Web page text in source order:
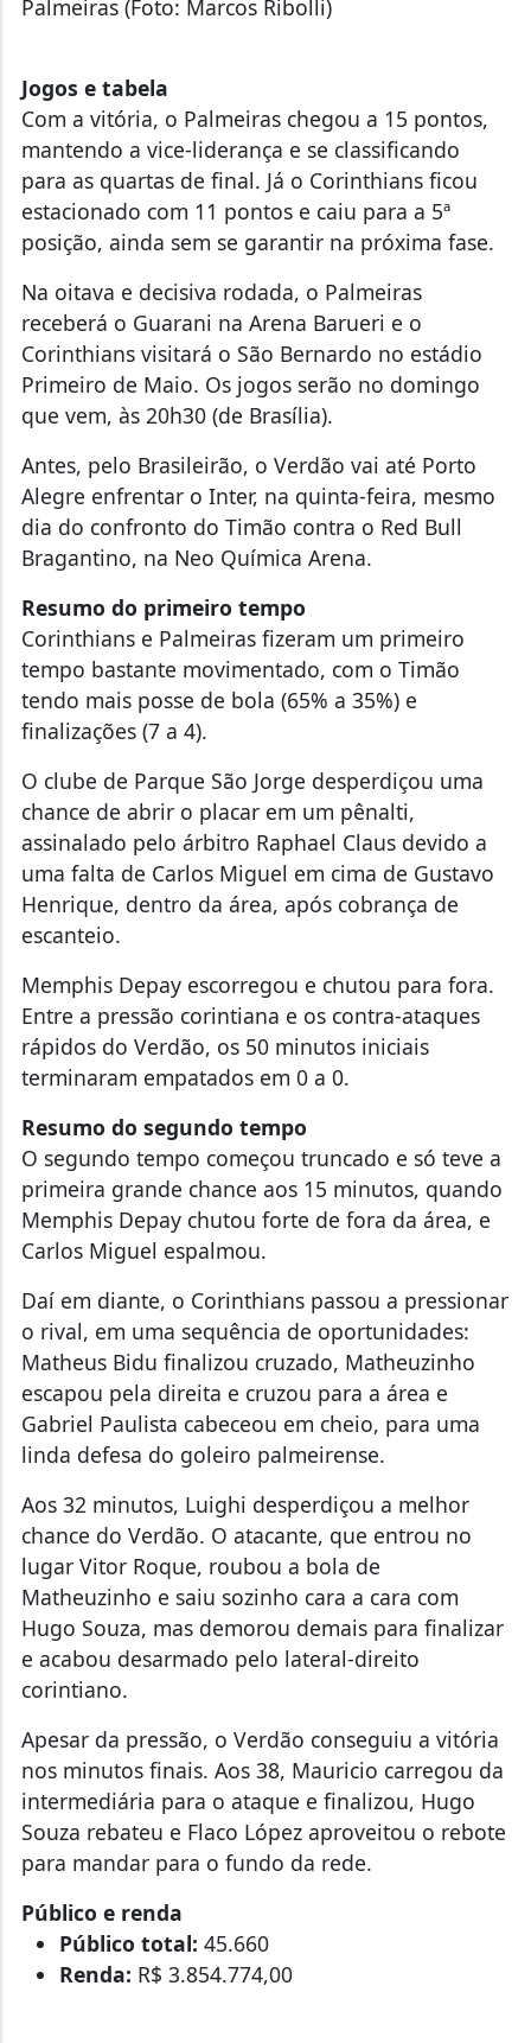
Palmeiras (Foto: Marcos Ribolli)
Jogos e tabela
Com a vitória, o Palmeiras chegou a 15 pontos,
mantendo a vice-liderança e se classificando
para as quartas de final. Já o Corinthians ficou
estacionado com 11 pontos e caiu para a 5ª
posição, ainda sem se garantir na próxima fase.
Na oitava e decisiva rodada, o Palmeiras
receberá o Guarani na Arena Barueri e o
Corinthians visitará o São Bernardo no estádio
Primeiro de Maio. Os jogos serão no domingo
que vem, às 20h30 (de Brasília).
Antes, pelo Brasileirão, o Verdão vai até Porto
Alegre enfrentar o Inter, na quinta-feira, mesmo
dia do confronto do Timão contra o Red Bull
Bragantino, na Neo Química Arena.
Resumo do primeiro tempo
Corinthians e Palmeiras fizeram um primeiro
tempo bastante movimentado, com o Timão
tendo mais posse de bola (65% a 35%) e
finalizações (7 a 4).
O clube de Parque São Jorge desperdiçou uma
chance de abrir o placar em um pênalti,
assinalado pelo árbitro Raphael Claus devido a
uma falta de Carlos Miguel em cima de Gustavo
Henrique, dentro da área, após cobrança de
escanteio.
Memphis Depay escorregou e chutou para fora.
Entre a pressão corintiana e os contra-ataques
rápidos do Verdão, os 50 minutos iniciais
terminaram empatados em 0 a 0.
Resumo do segundo tempo
O segundo tempo começou truncado e só teve a
primeira grande chance aos 15 minutos, quando
Memphis Depay chutou forte de fora da área, e
Carlos Miguel espalmou.
Daí em diante, o Corinthians passou a pressionar
o rival, em uma sequência de oportunidades:
Matheus Bidu finalizou cruzado, Matheuzinho
escapou pela direita e cruzou para a área e
Gabriel Paulista cabeceou em cheio, para uma
linda defesa do goleiro palmeirense.
Aos 32 minutos, Luighi desperdiçou a melhor
chance do Verdão. O atacante, que entrou no
lugar Vitor Roque, roubou a bola de
Matheuzinho e saiu sozinho cara a cara com
Hugo Souza, mas demorou demais para finalizar
e acabou desarmado pelo lateral-direito
corintiano.
Apesar da pressão, o Verdão conseguiu a vitória
nos minutos finais. Aos 38, Mauricio carregou da
intermediária para o ataque e finalizou, Hugo
Souza rebateu e Flaco López aproveitou o rebote
para mandar para o fundo da rede.
Público e renda
Público total: 45.660
Renda: R$ 3.854.774,00